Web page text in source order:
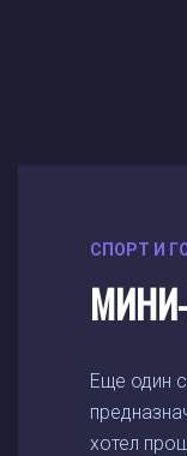
СПОРТ И
Еще один
хотел